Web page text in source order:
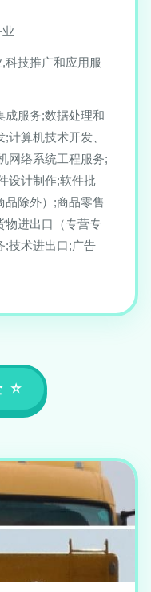
科技推广和应用服
成服务;数据处理和
计算机技术开发、
网络系统工程服务;
设计制作;软件批
品除外）;商品零售
物进出口（专营专
;技术进出口;广告